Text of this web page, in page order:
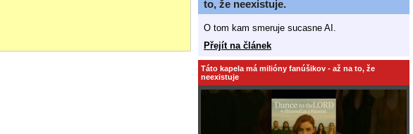
to, že neexistuje.
O tom kam smeruje sucasne AI.
Přejít na článek
Táto kapela má milióny fanúšikov - až na to, že
neexistuje